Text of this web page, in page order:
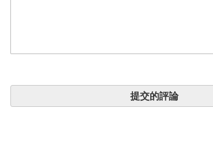
提交的評論